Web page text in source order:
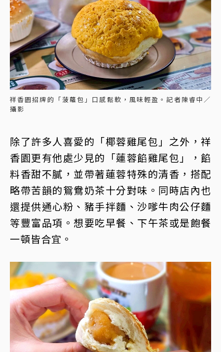
祥香園招牌的「菠蘿包」口感鬆軟，風味輕盈。記者陳睿中／
攝影
除了許多人喜愛的「椰蓉雞尾包」之外，祥
香園更有他處少見的「蓮蓉餡雞尾包」，餡
料香甜不膩，並帶著蓮蓉特殊的清香，搭配
略帶苦韻的鴛鴦奶茶十分對味。同時店內也
還提供通心粉、豬手拌麵、沙嗲牛肉公仔麵
等豐富品項。想要吃早餐、下午茶或是飽餐
一頓皆合宜。